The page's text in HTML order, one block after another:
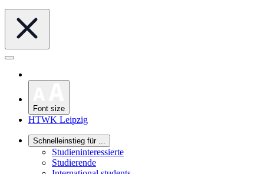
Font size
HTWK Leipzig
Schnelleinstieg für ...
Studieninteressierte
Studierende